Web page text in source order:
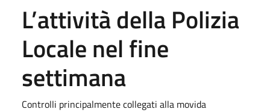
L’attività della Polizia
Locale nel fine
settimana
Controlli principalmente collegati alla movida